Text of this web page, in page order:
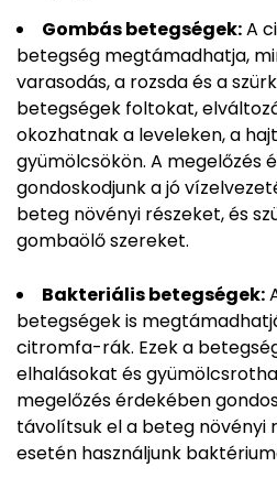
Gombás betegségek:A
betegség megtámadhatja,
varasodás, a rozsda és a
betegségek foltokat,
okozhatnak a leveleken, a
gyümölcsökön. A megelőzés
gondoskodjunk a jó
beteg növényi részeket, és
gombaölő szereket.
Bakteriális betegségek:
betegségek is
citromfa-rák. Ezek a
elhalásokat és
megelőzés érdekében
távolítsuk el a beteg növényi
esetén használjunk